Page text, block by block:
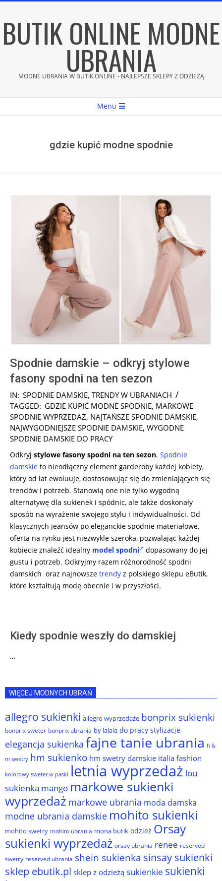
content
BUTIK ONLINE MODNE
UBRANIA
MODNE UBRANIA W BUTIK ONLINE - NAJLEPSZE SKLEPY Z ODZIEŻĄ
Menu
gdzie kupić modne spodnie
Spodnie damskie – odkryj stylowe
fasony spodni na ten sezon
2026-
02-
12
IN: SPODNIE DAMSKIE, TRENDY W UBRANIACH
TAGGED: GDZIE KUPIĆ MODNE SPODNIE, MARKOWE
SPODNIE WYPRZEDAŻ, NAJTAŃSZE SPODNIE DAMSKIE,
NAJWYGODNIEJSZE SPODNIE DAMSKIE, WYGODNE
SPODNIE DAMSKIE DO PRACY
Odkryj stylowe fasony spodni na ten sezon. Spodnie
damskie to nieodłączny element garderoby każdej kobiety,
który od lat ewoluuje, dostosowując się do zmieniających się
trendów i potrzeb. Stanowią one nie tylko wygodną
alternatywę dla sukienek i spódnic, ale także doskonały
sposób na wyrażenie swojego stylu i indywidualności. Od
klasycznych jeansów po eleganckie spodnie materiałowe,
oferta na rynku jest niezwykle szeroka, pozwalając każdej
kobiecie znaleźć idealny model spodni
dopasowany do jej
gustu i potrzeb. Odkryjmy razem różnorodność spodni
damskich oraz najnowsze trendy z polskiego sklepu eButik,
które kształtują modę obecnie i w przyszłości.
Kiedy spodnie weszły do damskiej
…
WIĘCEJ MODNYCH UBRAŃ
allegro sukienki allegro wyprzedaże bonprix sukienki
bonprix sweter bonprix ubrania by lalala do pracy stylizacje
elegancja sukienka fajne tanie ubrania h &
m swetry hm sukienko hm swetry damskie italia fashion
kolorowy sweter w paski letnia wyprzedaż lou
sukienka mango markowe sukienki
wyprzedaż markowe ubrania moda damska
modne ubrania damskie mohito sukienki
mohito swetry mohito ubrania mona butik odzież Orsay
sukienki wyprzedaż orsay ubrania renee reserved
swetry reserved ubrania shein sukienka sinsay sukienki
sklep ebutik.pl sklep z odzieżą sukienkie sukienki